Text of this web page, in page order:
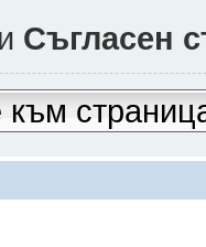
Съгласен